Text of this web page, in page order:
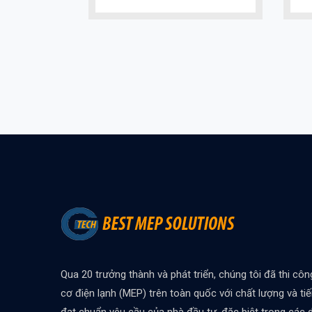
Qua 20 trưởng thành và phát triển, chúng tôi đã thi
cơ điện lạnh (MEP) trên toàn quốc với chất lượng và